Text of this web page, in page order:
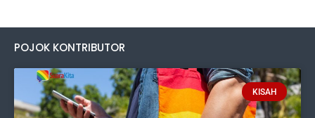
POJOK KONTRIBUTOR
KISAH